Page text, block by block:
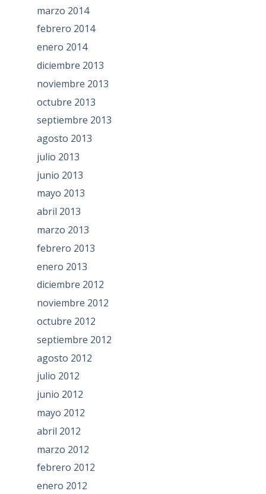
marzo 2014
febrero 2014
enero 2014
diciembre 2013
noviembre 2013
octubre 2013
septiembre 2013
agosto 2013
julio 2013
junio 2013
mayo 2013
abril 2013
marzo 2013
febrero 2013
enero 2013
diciembre 2012
noviembre 2012
octubre 2012
septiembre 2012
agosto 2012
julio 2012
junio 2012
mayo 2012
abril 2012
marzo 2012
febrero 2012
enero 2012